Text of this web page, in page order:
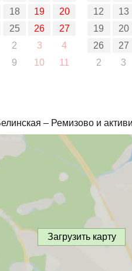
18 19
20
25 26
27
2 3
4
9 10 11
12
13
19
20
26
27
2
3
– Ремизово и
Загрузить карту